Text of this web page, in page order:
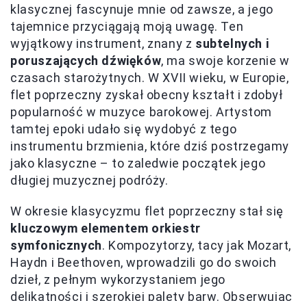
klasycznej fascynuje mnie od zawsze, a jego
tajemnice przyciągają moją uwagę. Ten
wyjątkowy instrument, znany z subtelnych i
poruszających dźwięków, ma swoje korzenie w
czasach starożytnych. W XVII wieku, w Europie,
flet poprzeczny zyskał obecny kształt i zdobył
popularność w muzyce barokowej. Artystom
tamtej epoki udało się wydobyć z tego
instrumentu brzmienia, które dziś postrzegamy
jako klasyczne – to zaledwie początek jego
długiej muzycznej podróży.
W okresie klasycyzmu flet poprzeczny stał się
kluczowym elementem orkiestr
symfonicznych. Kompozytorzy, tacy jak Mozart,
Haydn i Beethoven, wprowadzili go do swoich
dzieł, z pełnym wykorzystaniem jego
delikatności i szerokiej palety barw. Obserwując